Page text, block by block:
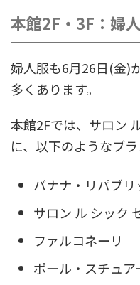
本館2F・3F：婦
婦人服も6月26日(金)
多くあります。
本館2Fでは、サロン
に、以下のようなブラ
バナナ・リパブリ
サロン ル シック
ファルコネーリ
ポール・スチュア